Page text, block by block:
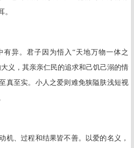
。
异。君子因为悟入“天地万物一体之
义，其亲亲仁民的追求和己饥己溺的情
真至实。小人之爱则难免狭隘肤浅短视
机、过程和结果皆不善。以爱的名义，